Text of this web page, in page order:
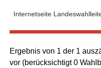
Internetseite
Ergebnis von 1 der 1
vor (berücksichtigt 0